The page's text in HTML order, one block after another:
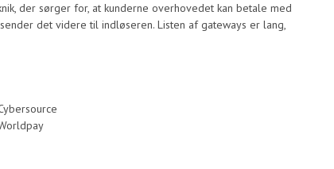
der sørger for, at kunderne overhovedet kan betale med
det videre til indløseren. Listen af gateways er lang,